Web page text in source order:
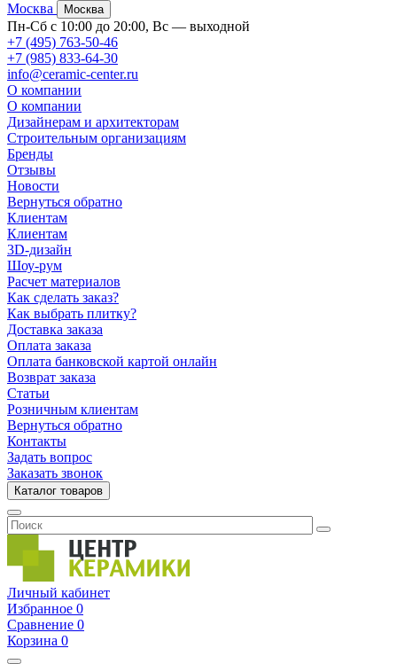
Москва
Москва
Пн-Сб с 10:00 до 20:00, Вс — выходной
+7 (495) 763-50-46
+7 (985) 833-64-30
info@ceramic-center.ru
О компании
О компании
Дизайнерам и архитекторам
Строительным организациям
Бренды
Отзывы
Новости
Вернуться обратно
Клиентам
Клиентам
3D-дизайн
Шоу-рум
Расчет материалов
Как сделать заказ?
Как выбрать плитку?
Доставка заказа
Оплата заказа
Оплата банковской картой онлайн
Возврат заказа
Статьи
Розничным клиентам
Вернуться обратно
Контакты
Задать вопрос
Заказать звонок
Каталог товаров
Личный кабинет
Избранное 0
Сравнение 0
Корзина 0